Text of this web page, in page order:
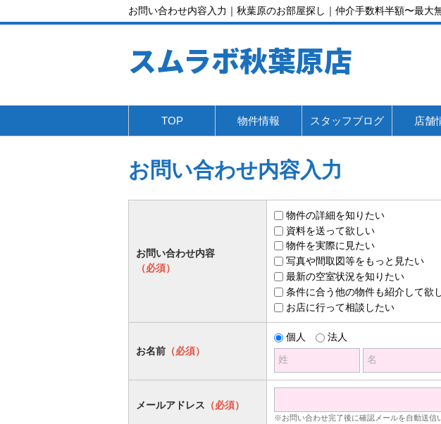
お問い合わせ内容入力｜秋葉原のお部屋探し｜仲介手数料半額〜最大
スムラボ秋葉原店
TOP 物件情報 スタッフブログ 店舗
お問い合わせ内容入力
お問い合わせ内容
（必須）
物件の詳細を知りたい
資料を送って欲しい
物件を実際に見たい
写真や間取図等をもっと見たい
最新の空室状況を知りたい
条件に合う他の物件も紹介して欲
お店に行って相談したい
お名前 （必須）
個人
法人
姓
名
メールアドレス （必須）
※お問い合わせ完了後に確認メールを自動送信